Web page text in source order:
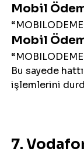
Mobil
Mobil
Bu sayede
işlemlerini
7.